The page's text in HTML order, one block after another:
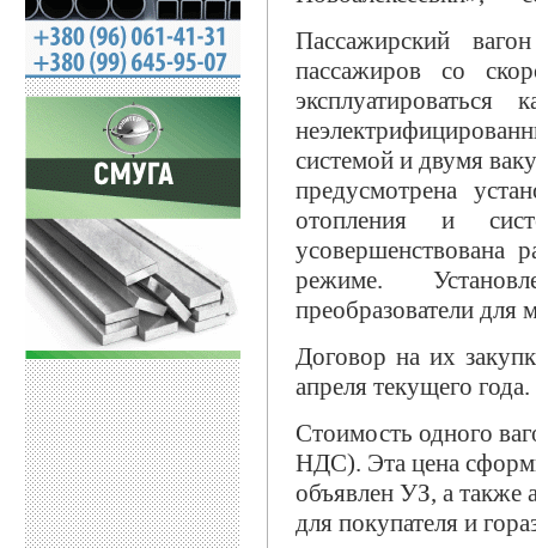
Пассажирский
пассажиров со
системой и двумя
предусмотрена
отопления и
усовершенствована
режиме.
преобразователи для
Договор на их
апреля текущего года.
Стоимость одного
НДС). Эта цена
объявлен УЗ, а также
для покупателя и